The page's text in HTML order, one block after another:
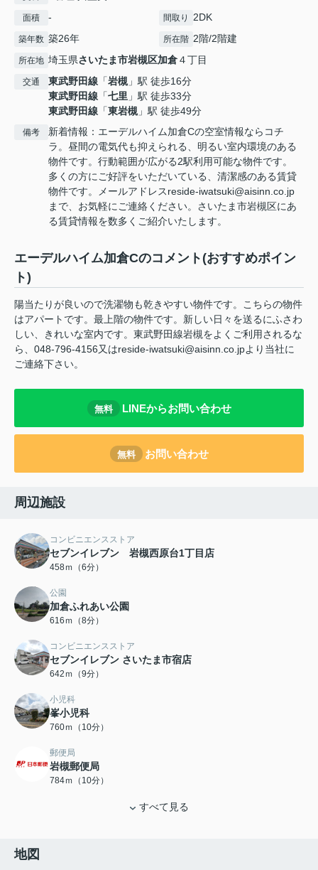
面積 - 間取り 2DK
築年数 築26年 所在階 2階/2階建
所在地 埼玉県さいたま市岩槻区加倉４丁目
交通 東武野田線 「岩槻 」駅 徒歩16分
東武野田線 「七里 」駅 徒歩33分
東武野田線 「東岩槻 」駅 徒歩49分
備考
新着情報：エーデルハイム加倉Cの空室情報ならコチ
ラ。昼間の電気代も抑えられる、明るい室内環境のある
物件です。行動範囲が広がる2駅利用可能な物件です。
多くの方にご好評をいただいている、清潔感のある賃貸
物件です。メールアドレスreside-iwatsuki@aisinn.co.jp
まで、お気軽にご連絡ください。さいたま市岩槻区にあ
る賃貸情報を数多くご紹介いたします。
エーデルハイム加倉Cのコメント(おすすめポイン
ト)
陽当たりが良いので洗濯物も乾きやすい物件です。こちらの物件
はアパートです。最上階の物件です。新しい日々を送るにふさわ
しい、きれいな室内です。東武野田線岩槻をよくご利用されるな
ら、048-796-4156又はreside-iwatsuki@aisinn.co.jpより当社に
ご連絡下さい。
無料 LINEからお問い合わせ
無料 お問い合わせ
周辺施設
コンビニエンスストア
セブンイレブン 岩槻西原台1丁目店
458ｍ（6分）
公園
加倉ふれあい公園
616ｍ（8分）
コンビニエンスストア
セブンイレブン さいたま市宿店
642ｍ（9分）
小児科
峯小児科
760ｍ（10分）
郵便局
岩槻郵便局
784ｍ（10分）
すべて見る
地図